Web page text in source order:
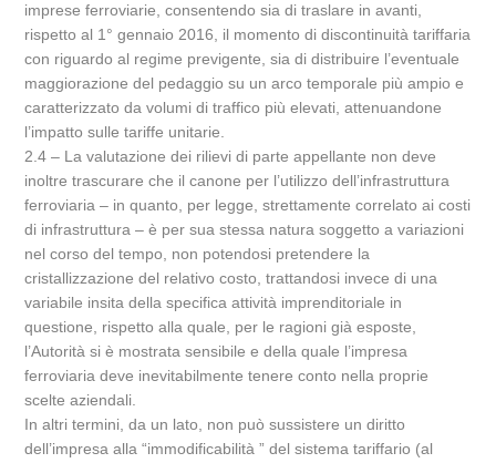
imprese ferroviarie, consentendo sia di traslare in avanti,
rispetto al 1° gennaio 2016, il momento di discontinuità tariffaria
con riguardo al regime previgente, sia di distribuire l’eventuale
maggiorazione del pedaggio su un arco temporale più ampio e
caratterizzato da volumi di traffico più elevati, attenuandone
l’impatto sulle tariffe unitarie.
2.4 – La valutazione dei rilievi di parte appellante non deve
inoltre trascurare che il canone per l’utilizzo dell’infrastruttura
ferroviaria – in quanto, per legge, strettamente correlato ai costi
di infrastruttura – è per sua stessa natura soggetto a variazioni
nel corso del tempo, non potendosi pretendere la
cristallizzazione del relativo costo, trattandosi invece di una
variabile insita della specifica attività imprenditoriale in
questione, rispetto alla quale, per le ragioni già esposte,
l’Autorità si è mostrata sensibile e della quale l’impresa
ferroviaria deve inevitabilmente tenere conto nella proprie
scelte aziendali.
In altri termini, da un lato, non può sussistere un diritto
dell’impresa alla “immodificabilità ” del sistema tariffario (al